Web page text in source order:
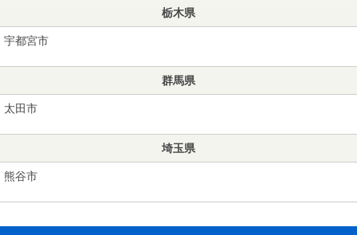
栃木県
宇都宮市
群馬県
太田市
埼玉県
熊谷市